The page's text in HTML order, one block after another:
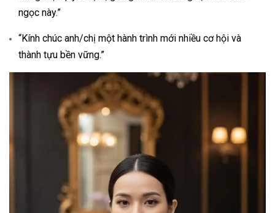
ngọc này.”
“Kính chúc anh/chị một hành trình mới nhiều cơ hội và
thành tựu bền vững.”